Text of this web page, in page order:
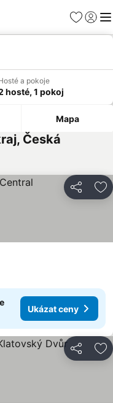
Oblíbené
a pokoje
hosté, 1 pokoj
Mapa
Česká
Sdílet
Ukázat ceny
Sdílet